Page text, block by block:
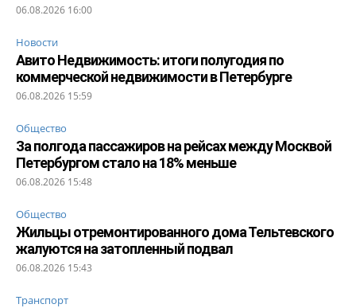
06.08.2026 16:00
Новости
Авито Недвижимость: итоги полугодия по
коммерческой недвижимости в Петербурге
06.08.2026 15:59
Общество
За полгода пассажиров на рейсах между Москвой
Петербургом стало на 18% меньше
06.08.2026 15:48
Общество
Жильцы отремонтированного дома Тельтевского
жалуются на затопленный подвал
06.08.2026 15:43
Транспорт